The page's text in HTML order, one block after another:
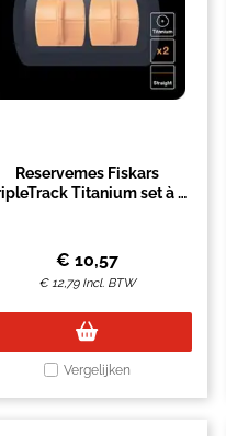
Reservemes Fiskars
Titanium set à 2
€ 10,57
€12,79 Incl. BTW
Vergelijken